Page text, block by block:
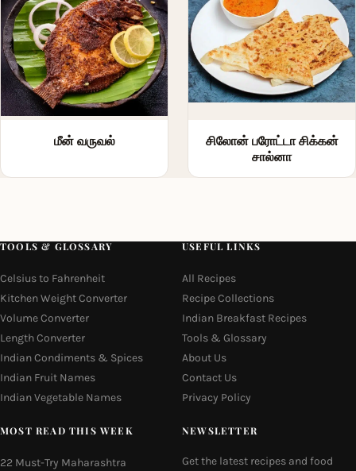
மீன் வருவல்
சிலோன் பரோட்டா சிக்கன்
சால்னா
TOOLS & GLOSSARY
Celsius to Fahrenheit
Kitchen Weight Converter
Volume Converter
Length Converter
Indian Condiments & Spices
Indian Fruit Names
Indian Vegetable Names
USEFUL LINKS
All Recipes
Recipe Collections
Indian Breakfast Recipes
Tools & Glossary
About Us
Contact Us
Privacy Policy
MOST READ THIS WEEK
22 Must-Try Maharashtra
NEWSLETTER
Get the latest recipes and food